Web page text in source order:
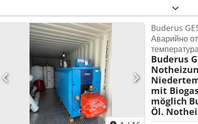
Buderus
Аварийно
Buderus
mit
möglich
Öl.